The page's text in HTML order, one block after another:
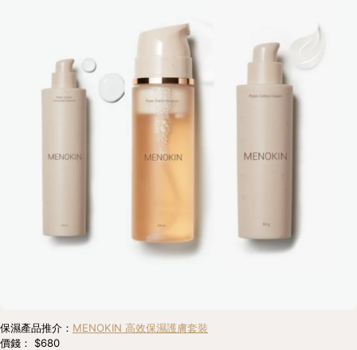
保濕產品推介： MENOKIN 高效保濕護膚套裝
價錢： $680